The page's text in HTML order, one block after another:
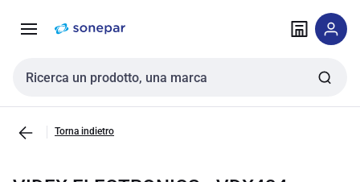
navigazione alla
Cerca input
Torna indietro